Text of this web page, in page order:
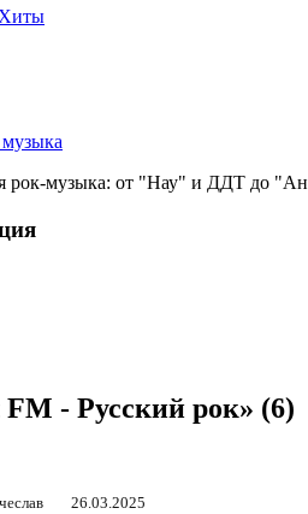
рок-музыка: от "Нау" и ДДТ до
- Русский рок» (6)
26.03.2025